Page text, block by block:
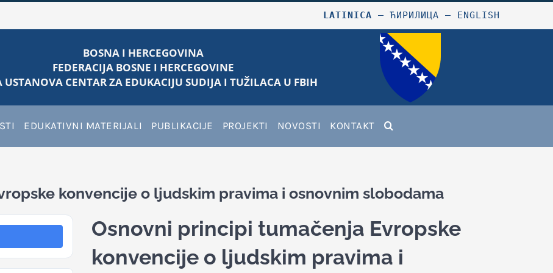
LATINICA –ЋИРИЛИЦА – ENGLISH
BOSNA I HERCEGOVINA
FEDERACIJA BOSNE I HERCEGOVINE
USTANOVA CENTAR ZA EDUKACIJU SUDIJA I TUŽILACA U FBIH
EDUKATIVNI MATERIJALI PUBLIKACIJE PROJEKTI NOVOSTI KONTAKT
konvencije o ljudskim pravima i osnovnim slobodama
Osnovni principi tumačenja Evropske
konvencije o ljudskim pravima i